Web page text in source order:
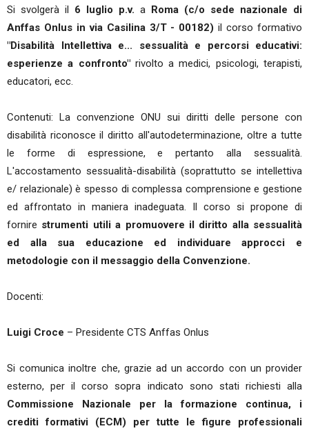
Si svolgerà il 6 luglio p.v. a Roma (c/o sede nazionale di
Anffas Onlus in via Casilina 3/T - 00182) il corso formativo
"Disabilità Intellettiva e... sessualità e percorsi educativi:
esperienze a confronto"rivolto a medici, psicologi, terapisti,
educatori, ecc.
Contenuti: La convenzione ONU sui diritti delle persone con
disabilità riconosce il diritto all'autodeterminazione, oltre a tutte
le forme di espressione, e pertanto alla sessualità.
L'accostamento sessualità-disabilità (soprattutto se intellettiva
e/ relazionale) è spesso di complessa comprensione e gestione
ed affrontato in maniera inadeguata. Il corso si propone di
fornire strumenti utili a promuovere il diritto alla sessualità
ed alla sua educazione ed individuare approcci e
metodologie con il messaggio della Convenzione.
Docenti:
Luigi Croce – Presidente CTS Anffas Onlus
Si comunica inoltre che, grazie ad un accordo con un provider
esterno, per il corso sopra indicato sono stati richiesti alla
Commissione Nazionale per la formazione continua, i
crediti formativi (ECM) per tutte le figure professionali